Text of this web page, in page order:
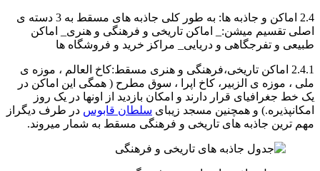
2.4 اماکن و جاذبه ها: به طور کلی جاذبه های مسقط به 3 دسته ی
اصلی تقسیم میشن:_ اماکن تاریخی و فرهنگی و هنری_ اماکن
طبیعی و تفرجگاهی و دریایی_ مراکز خرید و فروشگاه ها
2.4.1 اماکن تاریخی،فرهنگی و هنری مسقط:کاخ العالم ، موزه ی
ملی ، موزه ی الزبیر، کاخ اپرا ، سوق مطرح ( همگی این اماکن در
یک خط جغرافیای قرار دارند و امکان بازدید از اونها در یک روز
امکانپذیره.) و همچنین مسجد زیبای سلطان قابوس در طرف دیگراز
مهم ترین جاذبه های تاریخی و فرهنگی مسقط به شمار میروند.